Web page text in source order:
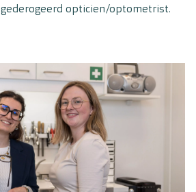
gederogeerd opticien/optometrist.